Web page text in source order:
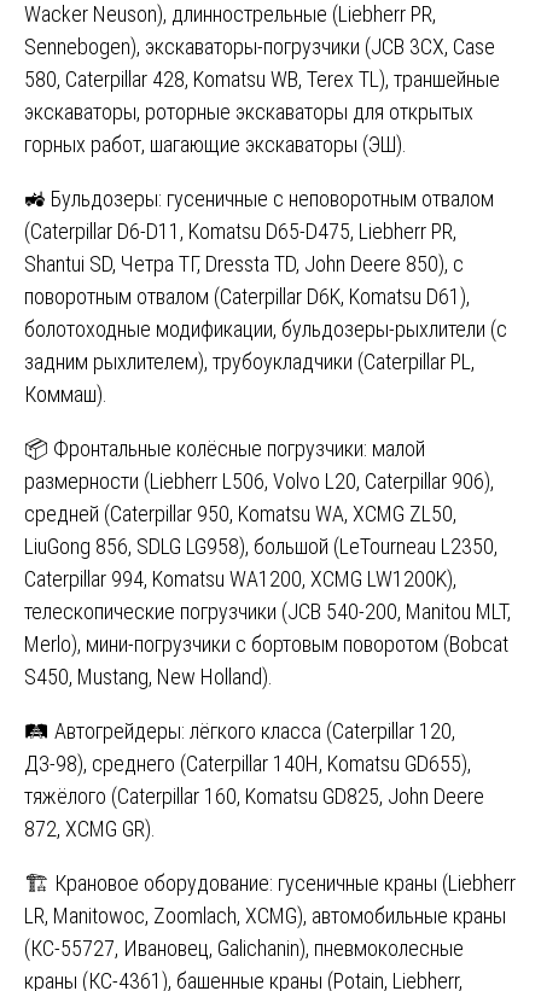
Wacker Neuson), длиннострельные (Liebherr PR,
Sennebogen), экскаваторы-погрузчики (JCB 3CX, Case
580, Caterpillar 428, Komatsu WB, Terex TL), траншейные
экскаваторы, роторные экскаваторы для открытых
горных работ, шагающие экскаваторы (ЭШ).
🚜 Бульдозеры: гусеничные с неповоротным отвалом
(Caterpillar D6-D11, Komatsu D65-D475, Liebherr PR,
Shantui SD, Четра ТГ, Dressta TD, John Deere 850), с
поворотным отвалом (Caterpillar D6K, Komatsu D61),
болотоходные модификации, бульдозеры-рыхлители (с
задним рыхлителем), трубоукладчики (Caterpillar PL,
Коммаш).
📦 Фронтальные колёсные погрузчики: малой
размерности (Liebherr L506, Volvo L20, Caterpillar 906),
средней (Caterpillar 950, Komatsu WA, XCMG ZL50,
LiuGong 856, SDLG LG958), большой (LeTourneau L2350,
Caterpillar 994, Komatsu WA1200, XCMG LW1200K),
телескопические погрузчики (JCB 540-200, Manitou MLT,
Merlo), мини-погрузчики с бортовым поворотом (Bobcat
S450, Mustang, New Holland).
🛤️ Автогрейдеры: лёгкого класса (Caterpillar 120,
ДЗ-98), среднего (Caterpillar 140H, Komatsu GD655),
тяжёлого (Caterpillar 160, Komatsu GD825, John Deere
872, XCMG GR).
🏗️ Крановое оборудование: гусеничные краны (Liebherr
LR, Manitowoc, Zoomlach, XCMG), автомобильные краны
(КС-55727, Ивановец, Galichanin), пневмоколесные
краны (КС-4361), башенные краны (Potain, Liebherr,